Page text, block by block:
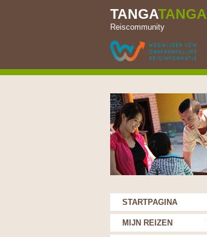
TANGATANGA
Reiscommunity
STARTPAGINA
MIJN REIZEN